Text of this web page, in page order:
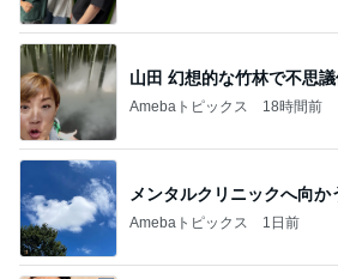
山田 幻想的な竹林で不思
Amebaトピックス 18時間前
メンタルクリニックへ向か
Amebaトピックス 1日前